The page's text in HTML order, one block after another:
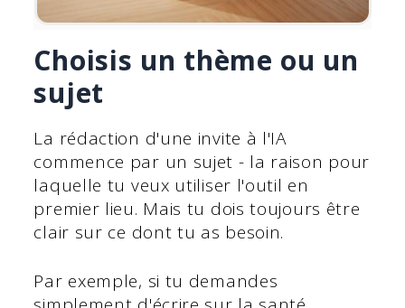
Choisis un thème ou un
sujet
La rédaction d'une invite à l'IA
commence par un sujet - la raison pour
laquelle tu veux utiliser l'outil en
premier lieu. Mais tu dois toujours être
clair sur ce dont tu as besoin.
Par exemple, si tu demandes